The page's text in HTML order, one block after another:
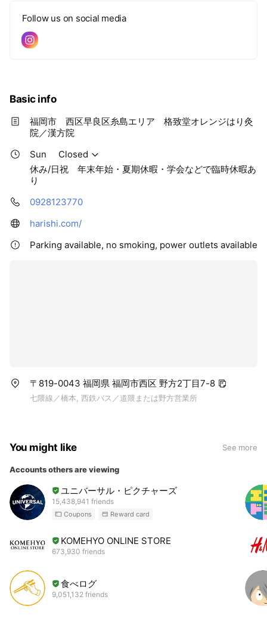
Follow us on social media
Basic info
福岡市 西区早良区糸島エリア 格致堂オレンジはり灸
院／漢方院
Sun
Closed
休み/日祝 年末年始・夏期休暇・学会などで臨時休暇あ
り
0928123770
harishi.com/
Parking available, no smoking, power outlets available
〒819-0043 福岡県 福岡市西区 野方2丁目7-8
七隈線／橋本, 西鉄バス／道隈または野方営業所
You might like See more
Accounts others are viewing
ユニバーサル・ピクチャーズ
15,438,941 friends
Coupons Reward card
KOMEHYO ONLINE STORE
673,930 friends
食べログ
9,051,132 friends